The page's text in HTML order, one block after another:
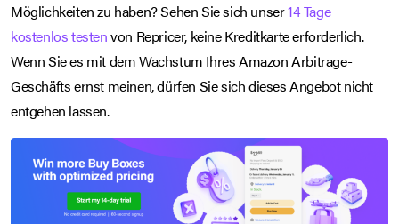
Möglichkeiten zu haben? Sehen Sie sich unser14 Tage
kostenlos testenvon Repricer, keine Kreditkarte erforderlich.
Wenn Sie es mit dem Wachstum Ihres Amazon Arbitrage-
Geschäfts ernst meinen, dürfen Sie sich dieses Angebot nicht
entgehen lassen.